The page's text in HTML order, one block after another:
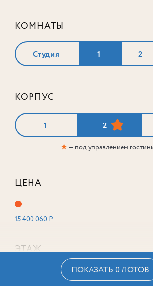
КОМНАТЫ
Студия 1 2
КОРПУС
1 2
★— под управлением
ЦЕНА
15 400 060 ₽
ЭТАЖ
ПОКАЗАТЬ 0 ЛОТОВ